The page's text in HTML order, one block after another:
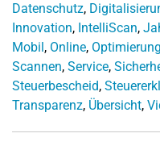
Datenschutz,
Innovation, IntelliScan,
Mobil, Online, Optimierung
Scannen, Service,
Steuerbescheid,
Transparenz, Übersicht,